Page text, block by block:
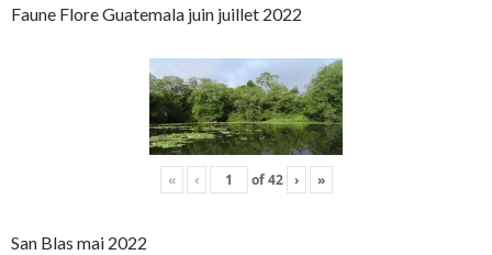
Faune Flore Guatemala juin juillet 2022
« ‹ of42 › »
San Blas mai 2022